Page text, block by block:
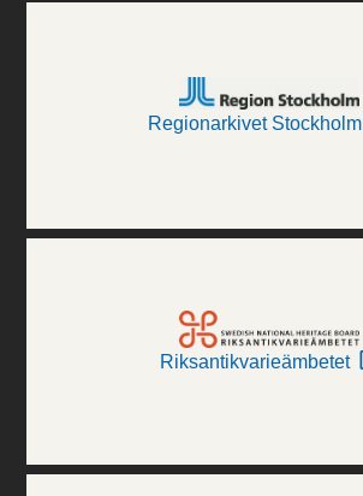
Regionarkivet Stockholm
Riksantikvarieämbetet